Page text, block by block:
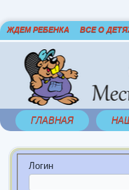
ЖДЕМ РЕБЕНКА ВСЕ О
ГЛАВНАЯ
Логин